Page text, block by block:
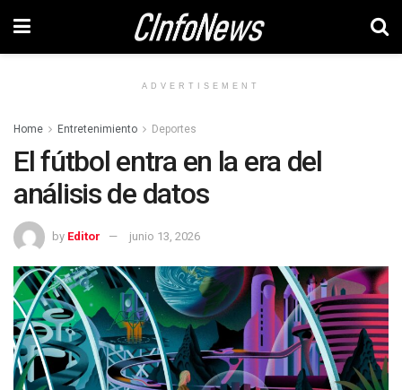
ADVERTISEMENT
Home Entretenimiento Deportes
El fútbol entra en la era del
análisis de datos
by Editor junio 13, 2026